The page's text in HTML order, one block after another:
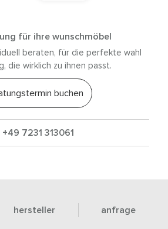
für ihre wunschmöbel
beraten, für die perfekte wahl
die wirklich zu ihnen passt.
buchen
+49 7231 313061
hersteller anfrage